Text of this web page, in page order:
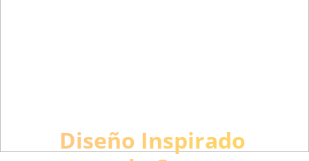
Diseño Inspirado